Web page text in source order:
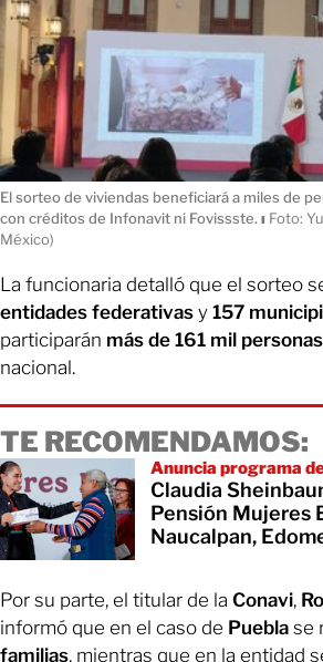
El sorteo de viviendas beneficiará a miles de
con créditos de Infonavit ni Fovissste.ı Foto:
México)
La funcionaria detalló que el sorteo
entidades federativas y 157
participarán más de 161 mil
nacional.
TE RECOMENDAMOS:
Anuncia programa
Claudia
Pensión Mujeres
Naucalpan,
Por su parte, el titular de la Conavi,
informó que en el caso de Puebla se
familias, mientras que en la entidad